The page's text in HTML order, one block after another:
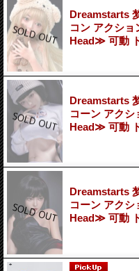
Dreamstarts
コン アクシ
Head≫ 可動
Dreamstarts
コーン アク
Head≫ 可動
Dreamstarts
コーン アク
Head≫ 可動